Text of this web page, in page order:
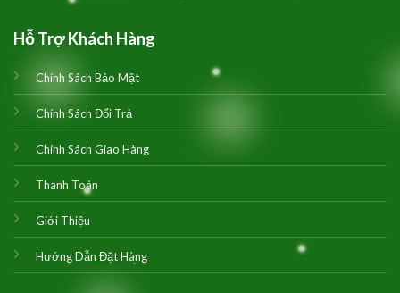
Hỗ Trợ Khách Hàng
Chính Sách Bảo Mật
Chính Sách Đổi Trả
Chính Sách Giao Hàng
Thanh Toán
Giới Thiệu
Hướng Dẫn Đặt Hàng